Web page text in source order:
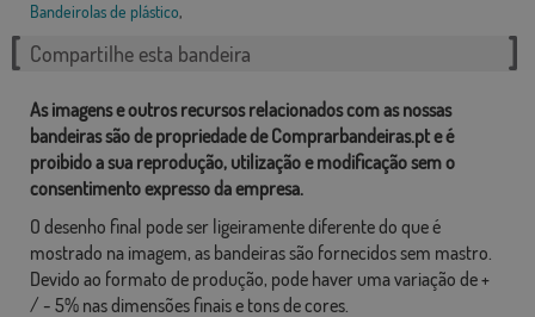
Bandeirolas de plástico,
Compartilhe esta bandeira
As imagens e outros recursos relacionados com as nossas
bandeiras são de propriedade de Comprarbandeiras.pt e é
proibido a sua reprodução, utilização e modificação sem o
consentimento expresso da empresa.
O desenho final pode ser ligeiramente diferente do que é
mostrado na imagem, as bandeiras são fornecidos sem mastro.
Devido ao formato de produção, pode haver uma variação de +
/ - 5% nas dimensões finais e tons de cores.